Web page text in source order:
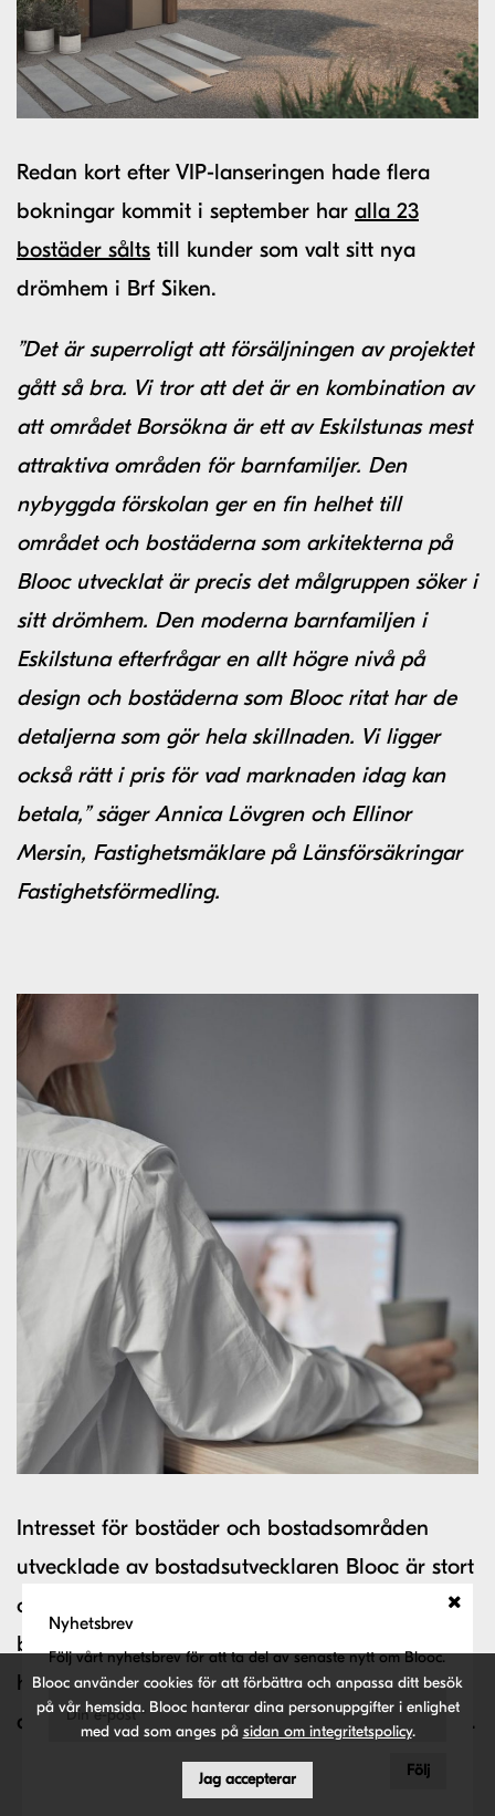
Redan kort efter VIP-lanseringen hade flera
bokningar kommit i september har alla 23
bostäder sålts till kunder som valt sitt nya
drömhem i Brf Siken.
”Det är superroligt att försäljningen av projektet
gått så bra. Vi tror att det är en kombination av
att området Borsökna är ett av Eskilstunas mest
attraktiva områden för barnfamiljer. Den
nybyggda förskolan ger en fin helhet till
området och bostäderna som arkitekterna på
Blooc utvecklat är precis det målgruppen söker i
sitt drömhem. Den moderna barnfamiljen i
Eskilstuna efterfrågar en allt högre nivå på
design och bostäderna som Blooc ritat har de
detaljerna som gör hela skillnaden. Vi ligger
också rätt i pris för vad marknaden idag kan
betala,” säger Annica Lövgren och Ellinor
Mersin, Fastighetsmäklare på Länsförsäkringar
Fastighetsförmedling.
Intresset för bostäder och bostadsområden
utvecklade av bostadsutvecklaren Blooc är stort
och för att möta bolaget 5-årsplan behöver
bland annat arkitektavdelningen växa. Under
hösten inledde Blooc rekrytering av två nya
arkitekter och omkring 300 ansökningar kom in.
Blooc använder cookies för att förbättra och anpassa ditt besök
på vår hemsida. Blooc hanterar dina personuppgifter i enlighet
med vad som anges på sidan om integritetspolicy.
Jag accepterar
Nyhetsbrev
Följ vårt nyhetsbrev för att ta del av senaste nytt om Blooc.
Följ